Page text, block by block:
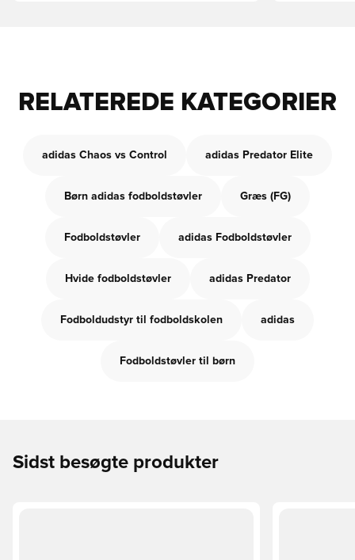
RELATEREDE KATEGORIER
adidas Chaos vs Control adidas Predator Elite
Børn adidas fodboldstøvler Græs (FG)
Fodboldstøvler adidas Fodboldstøvler
Hvide fodboldstøvler adidas Predator
Fodboldudstyr til fodboldskolen adidas
Fodboldstøvler til børn
Sidst besøgte produkter